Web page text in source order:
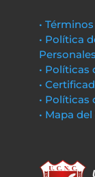
•
• Política
Personales
• Políticas
•
• Políticas
• Mapa